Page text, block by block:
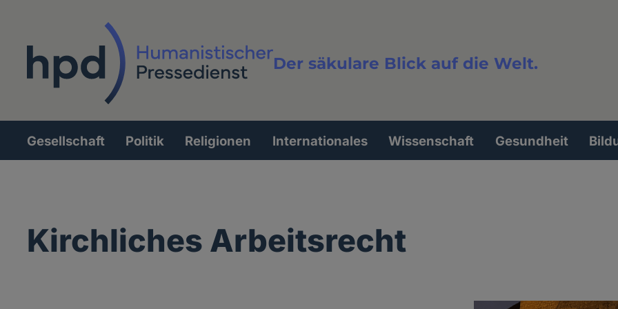
Der säkulare Blick auf die Welt.
Volltextsuche
Hauptnavigation
Gesellschaft Politik Religionen Internationales Wissenschaft Gesundheit
Kirchliches Arbeitsrecht